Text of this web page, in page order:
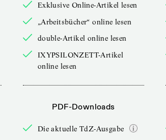
Exklusive Online-Artikel lesen
„Arbeitsbücher“ online lesen
double-Artikel online lesen
IXYPSILONZETT-Artikel
online lesen
PDF-Downloads
Die aktuelle TdZ-Ausgabe